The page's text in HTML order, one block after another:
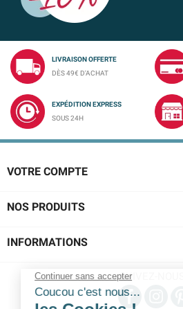
LIVRAISON OFFERTE
DÈS 49€ D'ACHAT
EXPÉDITION EXPRESS
SOUS 24H
VOTRE COMPTE
NOS PRODUITS
INFORMATIONS
SUIVEZ-NOUS